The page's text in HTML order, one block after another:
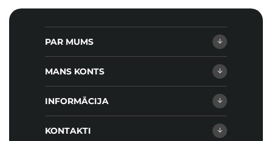
PAR MUMS
MANS KONTS
INFORMĀCIJA
KONTAKTI